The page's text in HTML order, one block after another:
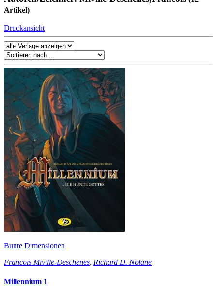
Artikel)
Druckansicht
Bunte Dimensionen
Francois Miville-Deschenes, Richard D. Nolane
Millennium 1